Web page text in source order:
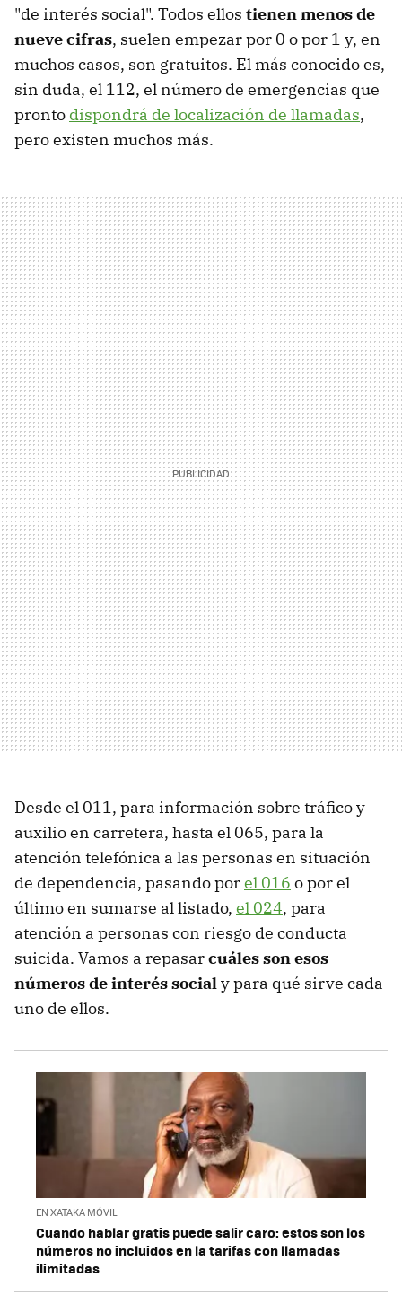
"de interés social". Todos ellos tienen menos de
nueve cifras, suelen empezar por 0 o por 1 y, en
muchos casos, son gratuitos. El más conocido es,
sin duda, el 112, el número de emergencias que
pronto dispondrá de localización de llamadas,
pero existen muchos más.
Desde el 011, para información sobre tráfico y
auxilio en carretera, hasta el 065, para la
atención telefónica a las personas en situación
de dependencia, pasando porel 016 o por el
último en sumarse al listado, el 024, para
atención a personas con riesgo de conducta
suicida. Vamos a repasarcuáles son esos
números de interés socialy para qué sirve cada
uno de ellos.
EN XATAKA MÓVIL
Cuando hablar gratis puede salir caro: estos son los
números no incluidos en la tarifas con llamadas
ilimitadas